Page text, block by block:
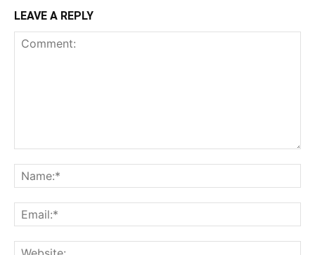
LEAVE A REPLY